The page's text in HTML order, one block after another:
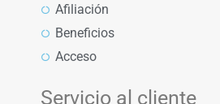
Afiliación
Beneficios
Acceso
Servicio al cliente